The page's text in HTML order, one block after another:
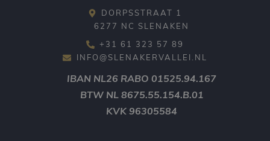
DORPSSTRAAT 1
6277 NC SLENAKEN
+31 61 323 57 89
INFO@SLENAKERVALLEI.NL
IBAN NL26 RABO 01525.94.167
BTWNL 8675.55.154.B.01
KVK 96305584